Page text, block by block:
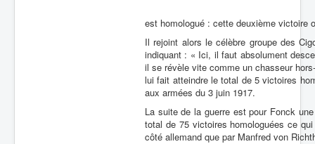
est homologué : cette deuxième victoire
Il rejoint alors le célèbre groupe des
indiquant : « Ici, il faut absolument
il se révèle vite comme un chasseur
lui fait atteindre le total de 5 victoires
aux armées du 3 juin 1917.
La suite de la guerre est pour Fonck
total de 75 victoires homologuées ce
côté allemand que par Manfred von